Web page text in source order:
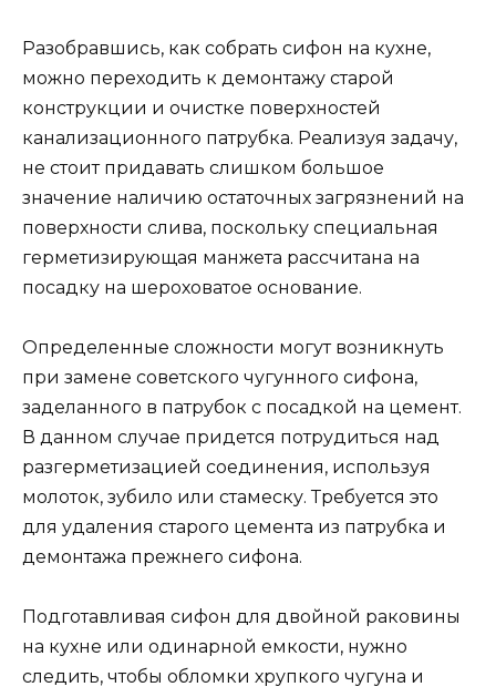
Разобравшись, как собрать сифон на кухне,
можно переходить к демонтажу старой
конструкции и очистке поверхностей
канализационного патрубка. Реализуя задачу,
не стоит придавать слишком большое
значение наличию остаточных загрязнений на
поверхности слива, поскольку специальная
герметизирующая манжета рассчитана на
посадку на шероховатое основание.
Определенные сложности могут возникнуть
при замене советского чугунного сифона,
заделанного в патрубок с посадкой на цемент.
В данном случае придется потрудиться над
разгерметизацией соединения, используя
молоток, зубило или стамеску. Требуется это
для удаления старого цемента из патрубка и
демонтажа прежнего сифона.
Подготавливая сифон для двойной раковины
на кухне или одинарной емкости, нужно
следить, чтобы обломки хрупкого чугуна и